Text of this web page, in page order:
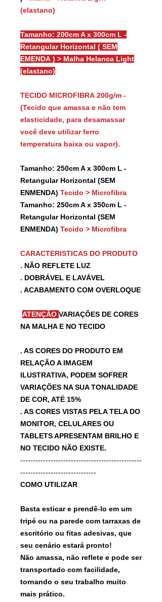
(elastano)
Tamanho: 200cm A x 300cm L -
Retangular Horizontal ( SEM
EMENDA ) > Malha Helanca Light
(elastano)
TECIDO MICROFIBRA 200g/m -
(Tecido que amassa e não tem
elasticidade, para desamassar
você deve utilizar ferro
temperatura baixa ou vapor).
Tamanho: 250cm A x 300cm L -
Retangular Horizontal (SEM
ENMENDA) Tecido > Microfibra
Tamanho: 250cm A x 350cm L -
Retangular Horizontal (SEM
ENMENDA) Tecido > Microfibra
CARACTERISTICAS DO PRODUTO
. NÃO REFLETE LUZ
. DOBRÁVEL E LAVÁVEL
. ACABAMENTO COM OVERLOQUE
ATENÇÃO VARIAÇÕES DE CORES
NA MALHA E NO TECIDO
. AS CORES DO PRODUTO EM
RELAÇÃO A IMAGEM
ILUSTRATIVA, PODEM SOFRER
VARIAÇÕES NA SUA TONALIDADE
DE COR, ATÉ 15%
. AS CORES VISTAS PELA TELA DO
MONITOR, CELULARES OU
TABLETS APRESENTAM BRILHO E
NO TECIDO NÃO EXISTE.
------------------------------------------------
------------------------------
COMO UTILIZAR
Basta esticar e prendê-lo em um
tripé ou na parede com tarraxas de
escritório ou fitas adesivas, que
seu cenário estará pronto!
Não amassa, não reflete e pode ser
transportado com facilidade,
tornando o seu trabalho muito
mais prático.